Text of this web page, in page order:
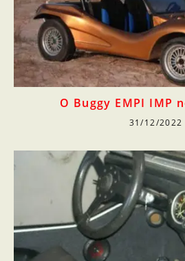
O Buggy EMPI IMP
31/12/2022